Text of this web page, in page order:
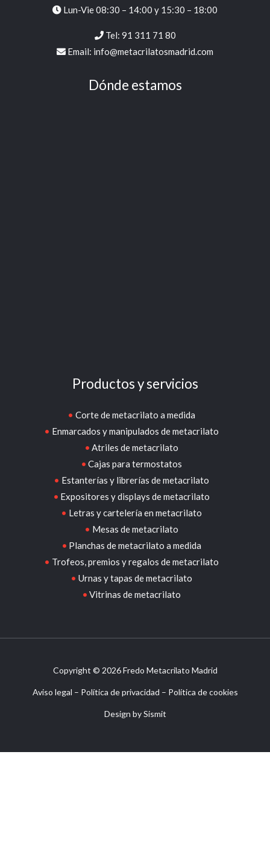
Lun-Vie 08:30 – 14:00 y 15:30 – 18:00
Tel: 91 311 71 80
Email: info@metacrilatosmadrid.com
Dónde estamos
Productos y servicios
Corte de metacrilato a medida
Enmarcados y manipulados de metacrilato
Atriles de metacrilato
Cajas para termostatos
Estanterías y librerías de metacrilato
Expositores y displays de metacrilato
Letras y cartelería en metacrilato
Mesas de metacrilato
Planchas de metacrilato a medida
Trofeos, premios y regalos de metacrilato
Urnas y tapas de metacrilato
Vitrinas de metacrilato
Copyright © 2026 Fredo Metacrilato Madrid
Aviso legal – Política de privacidad – Política de cookies
Design bySismit